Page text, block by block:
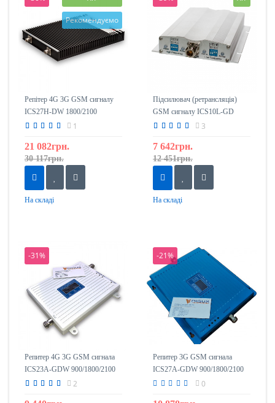
Рекомендуємо
Репітер 4G 3G GSM сигналу
ICS27H-DW 1800/2100
1
21 082грн.
30 117грн.
На складі
Підсилювач (ретрансляція)
GSM сигналу ICS10L-GD
900/1800
3
7 642грн.
12 451грн.
На складі
-31%
Репитер 4G 3G GSM сигнала
ICS23A-GDW 900/1800/2100
2
-21%
Репитер 3G GSM сигнала
ICS27A-GDW 900/1800/2100
0